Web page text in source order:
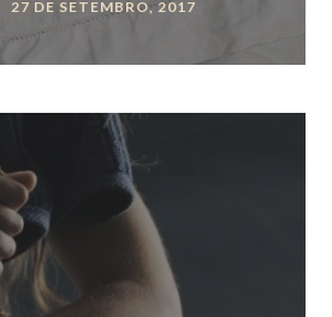
27 DE SETEMBRO, 2017